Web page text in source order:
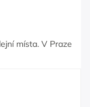
místa. V Praze